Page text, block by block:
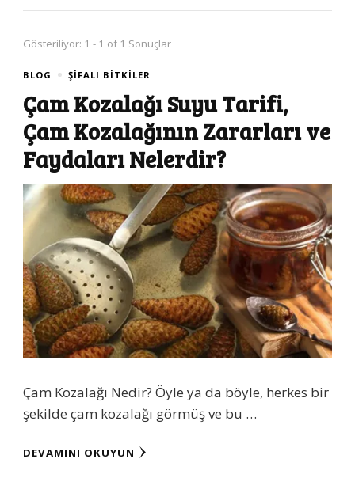
Gösteriliyor: 1 - 1 of 1 Sonuçlar
BLOG ŞIFALI BITKILER
Çam Kozalağı Suyu Tarifi,
Çam Kozalağının Zararları ve
Faydaları Nelerdir?
Çam Kozalağı Nedir? Öyle ya da böyle, herkes bir
şekilde çam kozalağı görmüş ve bu …
DEVAMINI OKUYUN